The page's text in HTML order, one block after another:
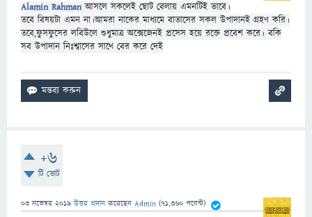
Alamin Rahman আসলে সকলেই ছোট বেলায় এমনটিই ভাবে।
তবে বিষয়টা এমন না।আমরা নাকের মাধ্যমে বাতাসের সকল উপাদানই গ্রহণ করি।
তবে,ফুসফুসের লবিউলে শুধুমাত্র অক্সেজেনই প্রসেস হয়ে রক্তে প্রবেশ করে। বকি
সব উপাদান নিঃশ্বাসের সাথে বের করে দেই
+6
টি ভোট
03 নভেম্বর 2019 উত্তর প্রদান করেছেন Admin (71,360 পয়েন্ট)